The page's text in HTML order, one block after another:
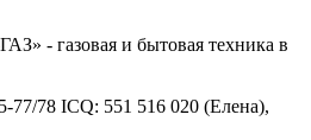
- газовая и бытовая техника в
77/78 ICQ: 551 516 020 (Елена),